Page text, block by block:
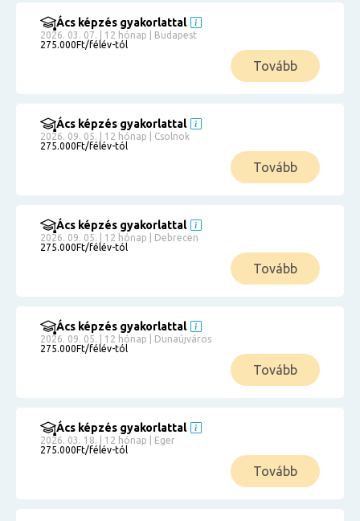
Ács képzés gyakorlattal
2026. 03. 07. | 12 hónap | Budapest
275.000Ft/félév-tól
Tovább
Ács képzés gyakorlattal
2026. 09. 05. | 12 hónap | Csolnok
275.000Ft/félév-tól
Tovább
Ács képzés gyakorlattal
2026. 09. 05. | 12 hónap | Debrecen
275.000Ft/félév-tól
Tovább
Ács képzés gyakorlattal
2026. 09. 05. | 12 hónap | Dunaújváros
275.000Ft/félév-tól
Tovább
Ács képzés gyakorlattal
2026. 03. 18. | 12 hónap | Eger
275.000Ft/félév-tól
Tovább